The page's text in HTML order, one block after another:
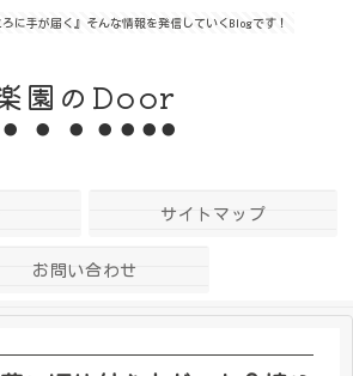
に手が届く』そんな情報を発信していくBlogです！
園のDoor
サイトマップ
お問い合わせ